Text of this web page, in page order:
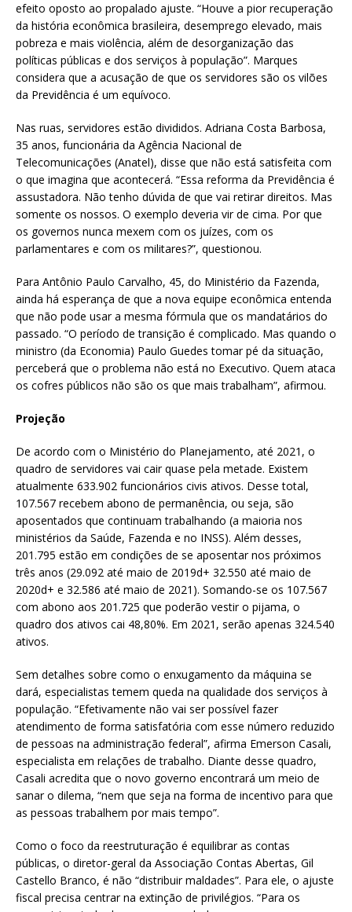
efeito oposto ao propalado ajuste. “Houve a pior recuperação
da história econômica brasileira, desemprego elevado, mais
pobreza e mais violência, além de desorganização das
políticas públicas e dos serviços à população”. Marques
considera que a acusação de que os servidores são os vilões
da Previdência é um equívoco.
Nas ruas, servidores estão divididos. Adriana Costa Barbosa,
35 anos, funcionária da Agência Nacional de
Telecomunicações (Anatel), disse que não está satisfeita com
o que imagina que acontecerá. “Essa reforma da Previdência é
assustadora. Não tenho dúvida de que vai retirar direitos. Mas
somente os nossos. O exemplo deveria vir de cima. Por que
os governos nunca mexem com os juízes, com os
parlamentares e com os militares?”, questionou.
Para Antônio Paulo Carvalho, 45, do Ministério da Fazenda,
ainda há esperança de que a nova equipe econômica entenda
que não pode usar a mesma fórmula que os mandatários do
passado. “O período de transição é complicado. Mas quando o
ministro (da Economia) Paulo Guedes tomar pé da situação,
perceberá que o problema não está no Executivo. Quem ataca
os cofres públicos não são os que mais trabalham”, afirmou.
Projeção
De acordo com o Ministério do Planejamento, até 2021, o
quadro de servidores vai cair quase pela metade. Existem
atualmente 633.902 funcionários civis ativos. Desse total,
107.567 recebem abono de permanência, ou seja, são
aposentados que continuam trabalhando (a maioria nos
ministérios da Saúde, Fazenda e no INSS). Além desses,
201.795 estão em condições de se aposentar nos próximos
três anos (29.092 até maio de 2019d+ 32.550 até maio de
2020d+ e 32.586 até maio de 2021). Somando-se os 107.567
com abono aos 201.725 que poderão vestir o pijama, o
quadro dos ativos cai 48,80%. Em 2021, serão apenas 324.540
ativos.
Sem detalhes sobre como o enxugamento da máquina se
dará, especialistas temem queda na qualidade dos serviços à
população. “Efetivamente não vai ser possível fazer
atendimento de forma satisfatória com esse número reduzido
de pessoas na administração federal”, afirma Emerson Casali,
especialista em relações de trabalho. Diante desse quadro,
Casali acredita que o novo governo encontrará um meio de
sanar o dilema, “nem que seja na forma de incentivo para que
as pessoas trabalhem por mais tempo”.
Como o foco da reestruturação é equilibrar as contas
públicas, o diretor-geral da Associação Contas Abertas, Gil
Castello Branco, é não “distribuir maldades”. Para ele, o ajuste
fiscal precisa centrar na extinção de privilégios. “Para os